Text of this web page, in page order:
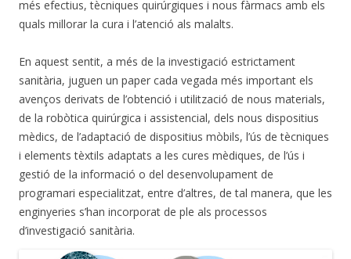
més efectius, tècniques quirúrgiques i nous fàrmacs amb els
quals millorar la cura i l’atenció als malalts.
En aquest sentit, a més de la investigació estrictament
sanitària, juguen un paper cada vegada més important els
avenços derivats de l’obtenció i utilització de nous materials,
de la robòtica quirúrgica i assistencial, dels nous dispositius
mèdics, de l’adaptació de dispositius mòbils, l’ús de tècniques
i elements tèxtils adaptats a les cures mèdiques, de l’ús i
gestió de la informació o del desenvolupament de
programari especialitzat, entre d’altres, de tal manera, que les
enginyeries s’han incorporat de ple als processos
d’investigació sanitària.